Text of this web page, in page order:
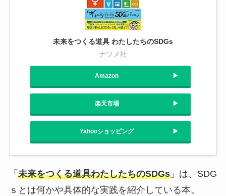
未来をつくる道具 わたしたちのSDGs
ナツメ社
Amazon
楽天市場
Yahooショッピング
「 未来をつくる道具わたしたちのSDGs」は、SDG
ｓとは何かや具体的な実践を紹介している本。